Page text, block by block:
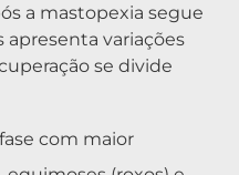
a mastopexia segue
variações
se divide
fase com maior